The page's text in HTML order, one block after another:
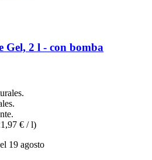
Gel, 2 l -​ con bomba
€ / l)
19 agosto